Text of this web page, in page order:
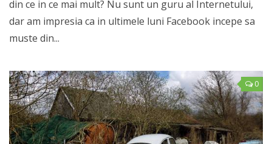
din ce in ce mai mult? Nu sunt un guru al Internetului,
dar am impresia ca in ultimele luni Facebook incepe sa
muste din...
0